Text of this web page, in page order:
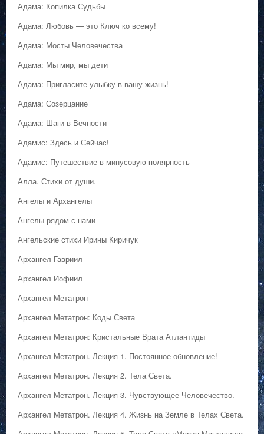
Адама: Копилка Судьбы
Адама: Любовь — это Ключ ко всему!
Адама: Мосты Человечества
Адама: Мы мир, мы дети
Адама: Пригласите улыбку в вашу жизнь!
Адама: Созерцание
Адама: Шаги в Вечности
Адамис: Здесь и Сейчас!
Адамис: Путешествие в минусовую полярность
Алла. Стихи от души.
Ангелы и Архангелы
Ангелы рядом с нами
Ангельские стихи Ирины Киричук
Архангел Гавриил
Архангел Иофиил
Архангел Метатрон
Архангел Метатрон: Коды Света
Архангел Метатрон: Кристальные Врата Атлантиды
Архангел Метатрон. Лекция 1. Постоянное обновление!
Архангел Метатрон. Лекция 2. Тела Света.
Архангел Метатрон. Лекция 3. Чувствующее Человечество.
Архангел Метатрон. Лекция 4. Жизнь на Земле в Телах Света.